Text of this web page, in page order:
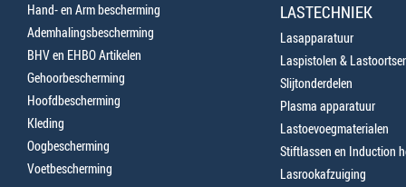
Hand- en Arm bescherming
Ademhalingsbescherming
BHV en EHBO Artikelen
Gehoorbescherming
Hoofdbescherming
Kleding
Oogbescherming
Voetbescherming
LASTECHNIEK
Lasapparatuur
Laspistolen &
Slijtonderdelen
Plasma apparatuur
Lastoevoegmaterialen
Stiftlassen en Induction
Lasrookafzuiging